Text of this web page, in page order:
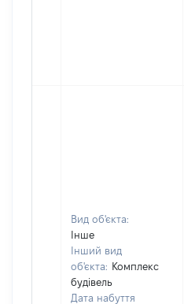
Вид об'єкта:
Інше
Інший вид
об'єкта: Комплекс
будівель
Дата набуття